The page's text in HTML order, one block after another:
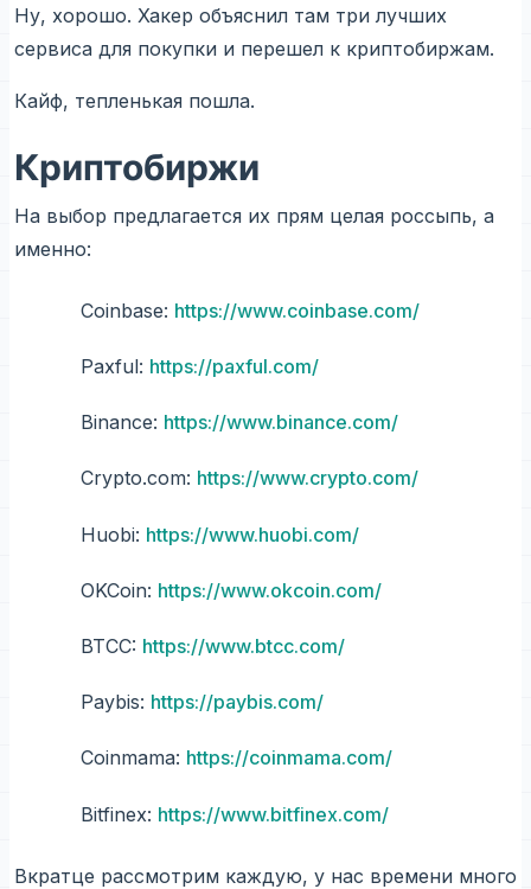
Ну, хорошо. Хакер объяснил там три лучших
сервиса для покупки и перешел к криптобиржам.
Кайф, тепленькая пошла.
Криптобиржи
На выбор предлагается их прям целая россыпь, а
именно:
Coinbase: https://www.coinbase.com/
Paxful: https://paxful.com/
Binance: https://www.binance.com/
Crypto.com: https://www.crypto.com/
Huobi: https://www.huobi.com/
OKCoin: https://www.okcoin.com/
BTCC: https://www.btcc.com/
Paybis: https://paybis.com/
Coinmama: https://coinmama.com/
Bitfinex: https://www.bitfinex.com/
Вкратце рассмотрим каждую, у нас времени много